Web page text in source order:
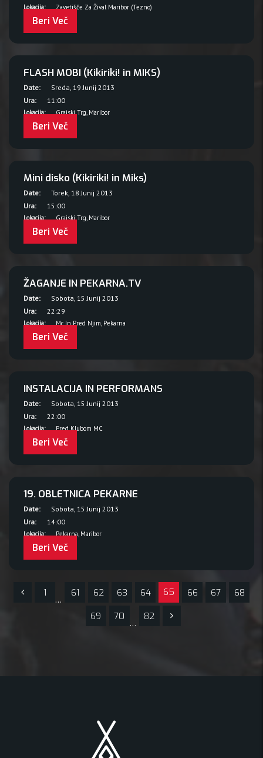
Lokacija: Zavetišče Za Žival Maribor (Tezno)
Beri Več
FLASH MOBI (Kikiriki! in MIKS)
Date:
Sreda, 19 Junij 2013
Ura:
11:00
Lokacija: Grajski Trg, Maribor
Beri Več
Mini disko (Kikiriki! in Miks)
Date:
Torek, 18 Junij 2013
Ura:
15:00
Lokacija: Grajski Trg, Maribor
Beri Več
ŽAGANJE IN PEKARNA.TV
Date:
Sobota, 15 Junij 2013
Ura:
22:29
Lokacija: Mc In Pred Njim, Pekarna
Beri Več
INSTALACIJA IN PERFORMANS
Date:
Sobota, 15 Junij 2013
Ura:
22:00
Lokacija: Pred Klubom MC
Beri Več
19. OBLETNICA PEKARNE
Date:
Sobota, 15 Junij 2013
Ura:
14:00
Lokacija: Pekarna, Maribor
Beri Več
1
…
61 62 63 64 65 66 67
68
69
70
…
82